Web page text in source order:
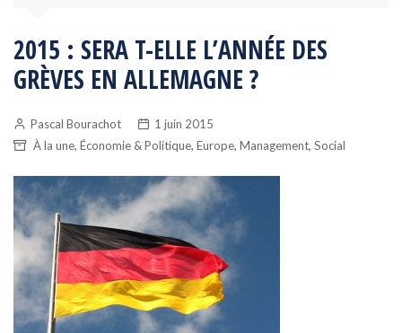
2015 : SERA T-ELLE L’ANNÉE DES
GRÈVES EN ALLEMAGNE ?
Pascal Bourachot
1 juin 2015
À la une, Économie & Politique, Europe, Management, Social